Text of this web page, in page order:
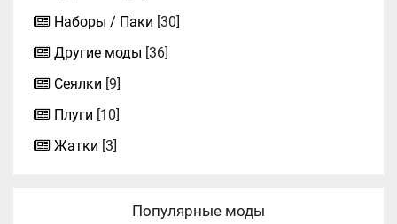
Наборы / Паки [30]
Другие моды [36]
Сеялки [9]
Плуги [10]
Жатки [3]
Популярные моды